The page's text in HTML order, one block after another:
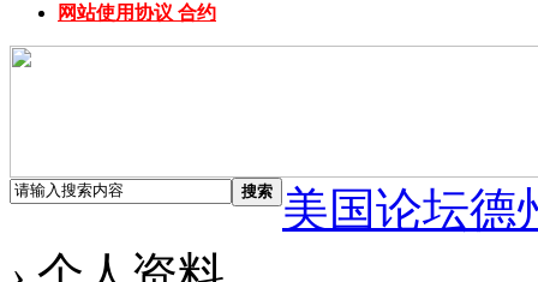
网站使用协议 合约
搜索
美国论坛德